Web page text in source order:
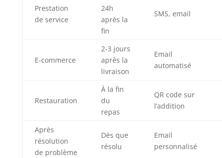
Prestation
de service
24h
après la
fin
SMS, email
E-commerce
2-3 jours
après la
livraison
Email
automatisé
Restauration
À la fin
du
repas
QR code sur
l’addition
Après
résolution
de problème
Dès que
résolu
Email
personnalisé